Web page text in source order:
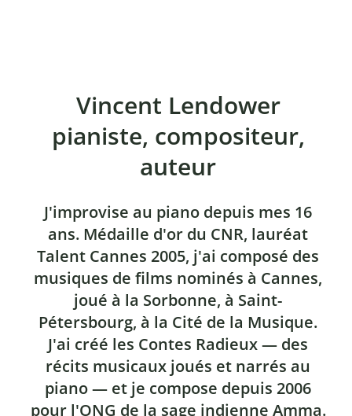
Vincent Lendower
pianiste, compositeur,
auteur
J'improvise au piano depuis mes 16
ans. Médaille d'or du CNR, lauréat
Talent Cannes 2005, j'ai composé des
musiques de films nominés à Cannes,
joué à la Sorbonne, à Saint-
Pétersbourg, à la Cité de la Musique.
J'ai créé les Contes Radieux — des
récits musicaux joués et narrés au
piano — et je compose depuis 2006
pour l'ONG de la sage indienne Amma.